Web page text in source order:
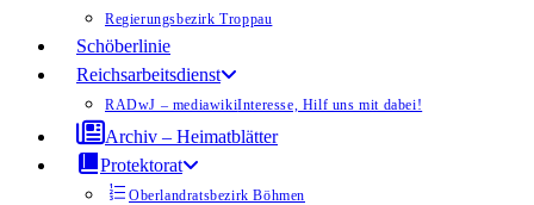
Regierungsbezirk Troppau
Schöberlinie
Reichsarbeitsdienst
RADwJ – mediawikiInteresse, Hilf uns mit dabei!
Archiv – Heimatblätter
Protektorat
Oberlandratsbezirk Böhmen